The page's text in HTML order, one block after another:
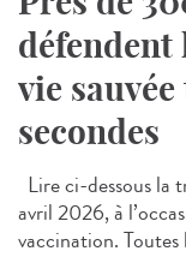
défendent
vie
secondes
Lire ci-dessous la
avril 2026, à
vaccination.